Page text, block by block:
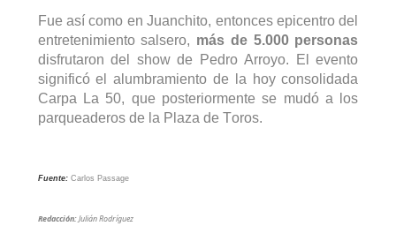
Fue así como en Juanchito, entonces epicentro del
entretenimiento salsero,
disfrutaron del show de Pedro Arroyo. El evento
significó el alumbramiento de la hoy consolidada
Carpa La 50, que posteriormente se mudó a los
parqueaderos de la Plaza de Toros.
Fuente: Carlos Passage
Redacción: Julián Rodríguez